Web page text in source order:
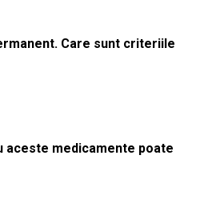
Care sunt criteriile
aceste medicamente poate